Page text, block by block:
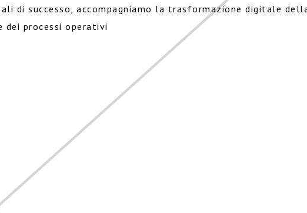
di successo, accompagniamo la trasformazione digitale
dei processi operativi